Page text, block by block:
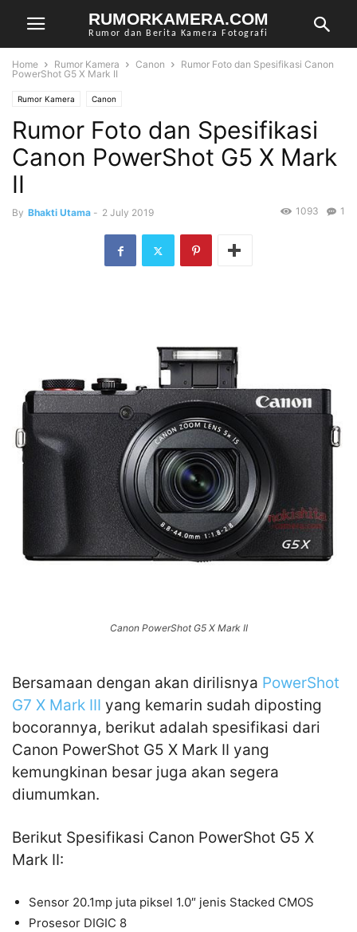
RUMORKAMERA.COM
Rumor dan Berita Kamera Fotografi
Home Rumor Kamera Canon
Rumor Foto dan Spesifikasi Canon
PowerShot G5 X Mark II
Rumor Kamera Canon
Rumor Foto dan Spesifikasi
Canon PowerShot G5 X Mark
II
By Bhakti Utama - 2 July 2019 1
1093
Canon PowerShot G5 X Mark II
Bersamaan dengan akan dirilisnya PowerShot
G7 X Mark III yang kemarin sudah diposting
bocorannya, berikut adalah spesifikasi dari
Canon PowerShot G5 X Mark II yang
kemungkinan besar juga akan segera
diumumkan.
Berikut Spesifikasi Canon PowerShot G5 X
Mark II:
Sensor 20.1mp juta piksel 1.0″ jenis Stacked CMOS
Prosesor DIGIC 8